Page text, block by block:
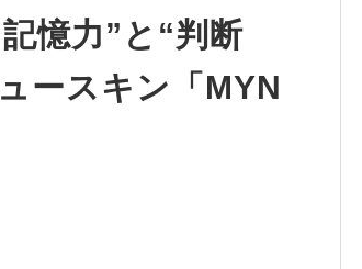
憶力”と“判断
ースキン「MYN